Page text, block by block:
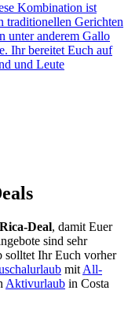
Kombination ist
traditionellen Gerichten
unter anderem Gallo
Ihr bereitet Euch auf
und Leute
Deal, damit Euer
sind sehr
solltet Ihr Euch vorher
mit All-
Aktivurlaub in Costa